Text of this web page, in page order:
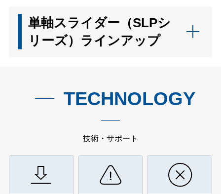
単軸スライダー（SLPシ
リーズ）ラインアップ
TECHNOLOGY
技術・サポート